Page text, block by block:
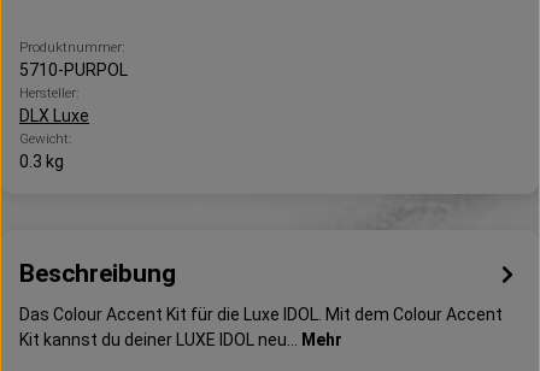
Produktnummer:
5710-PURPOL
Hersteller:
DLX Luxe
Gewicht:
0.3 kg
Beschreibung
Das Colour Accent Kit für die Luxe IDOL. Mit dem Colour Accent
Kit kannst du deiner LUXE IDOL neu…
Mehr